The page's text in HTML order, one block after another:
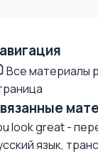
Все материалы
look great -
язык,